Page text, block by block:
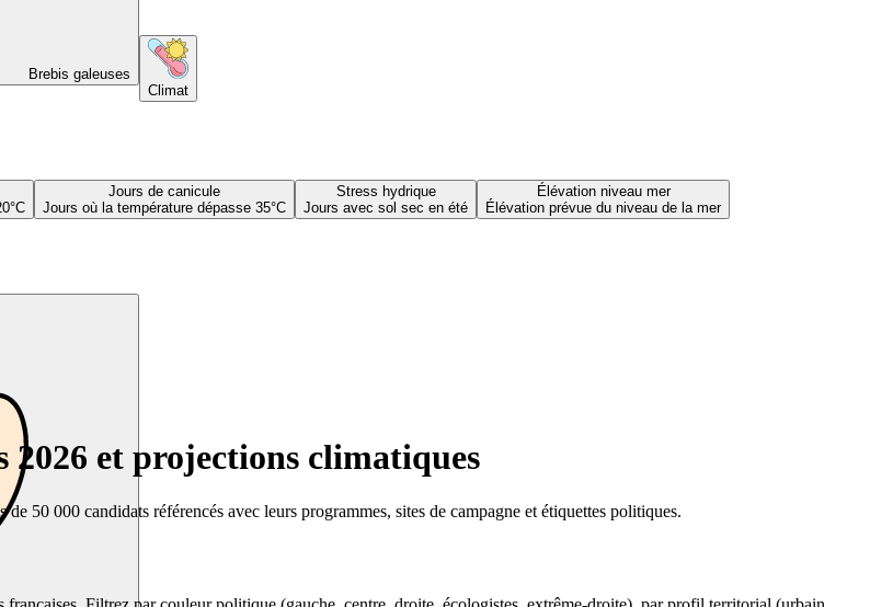
Brebis galeuses
Climat
Jours de canicule
Jours où la température dépasse 35°C
Stress hydrique
Jours avec sol sec en été
Élévation niveau mer
Élévation prévue du niveau de la mer
et projections climatiques
50 000 candidats référencés avec leurs programmes, sites de campagne et étiquettes politiques.